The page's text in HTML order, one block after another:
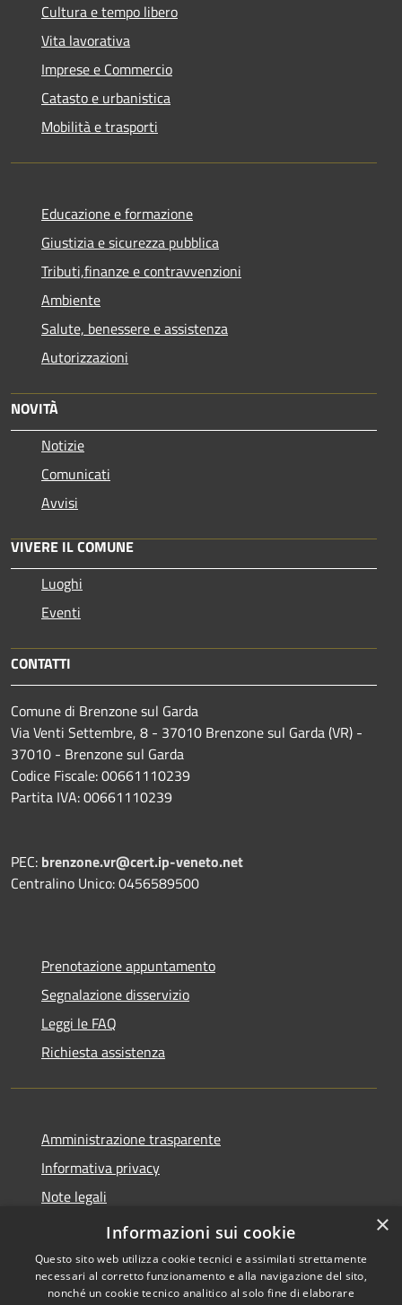
Cultura e tempo libero
Vita lavorativa
Imprese e Commercio
Catasto e urbanistica
Mobilità e trasporti
Educazione e formazione
Giustizia e sicurezza pubblica
Tributi,finanze e contravvenzioni
Ambiente
Salute, benessere e assistenza
Autorizzazioni
NOVITÀ
Notizie
Comunicati
Avvisi
VIVERE IL COMUNE
Luoghi
Eventi
CONTATTI
Comune di Brenzone sul Garda
Via Venti Settembre, 8 - 37010 Brenzone sul Garda (VR) -
37010 - Brenzone sul Garda
Codice Fiscale: 00661110239
Partita IVA: 00661110239
PEC: brenzone.vr@cert.ip-veneto.net
Centralino Unico: 0456589500
Prenotazione appuntamento
Segnalazione disservizio
Leggi le FAQ
Richiesta assistenza
Amministrazione trasparente
Informativa privacy
Note legali
Dichiarazione di accessibilità
×
Informazioni sui cookie
Questo sito web utilizza cookie tecnici e assimilati strettamente
necessari al corretto funzionamento e alla navigazione del sito,
nonché un cookie tecnico analitico al solo fine di elaborare